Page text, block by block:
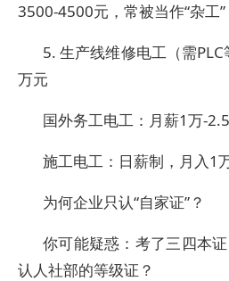
3500-4500元，常被当作“杂工”
5. 生产线维修电工（需
万元
国外务工电工：月薪1万-
施工电工：日薪制，月入1
为何企业只认“自家证”？
你可能疑惑：考了三四本
认人社部的等级证？